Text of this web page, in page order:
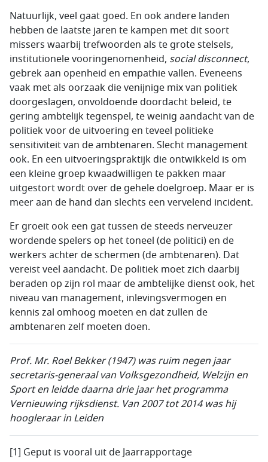
Natuurlijk, veel gaat goed. En ook andere landen
hebben de laatste jaren te kampen met dit soort
missers waarbij trefwoorden als te grote stelsels,
institutionele vooringenomenheid, social disconnect,
gebrek aan openheid en empathie vallen. Eveneens
vaak met als oorzaak die venijnige mix van politiek
doorgeslagen, onvoldoende doordacht beleid, te
gering ambtelijk tegenspel, te weinig aandacht van de
politiek voor de uitvoering en teveel politieke
sensitiviteit van de ambtenaren. Slecht management
ook. En een uitvoeringspraktijk die ontwikkeld is om
een kleine groep kwaadwilligen te pakken maar
uitgestort wordt over de gehele doelgroep. Maar er is
meer aan de hand dan slechts een vervelend incident.
Er groeit ook een gat tussen de steeds nerveuzer
wordende spelers op het toneel (de politici) en de
werkers achter de schermen (de ambtenaren). Dat
vereist veel aandacht. De politiek moet zich daarbij
beraden op zijn rol maar de ambtelijke dienst ook, het
niveau van management, inlevingsvermogen en
kennis zal omhoog moeten en dat zullen de
ambtenaren zelf moeten doen.
Prof. Mr. Roel Bekker (1947) was ruim negen jaar
secretaris-generaal van Volksgezondheid, Welzijn en
Sport en leidde daarna drie jaar het programma
Vernieuwing rijksdienst. Van 2007 tot 2014 was hij
hoogleraar in Leiden
[1] Geput is vooral uit de Jaarrapportage